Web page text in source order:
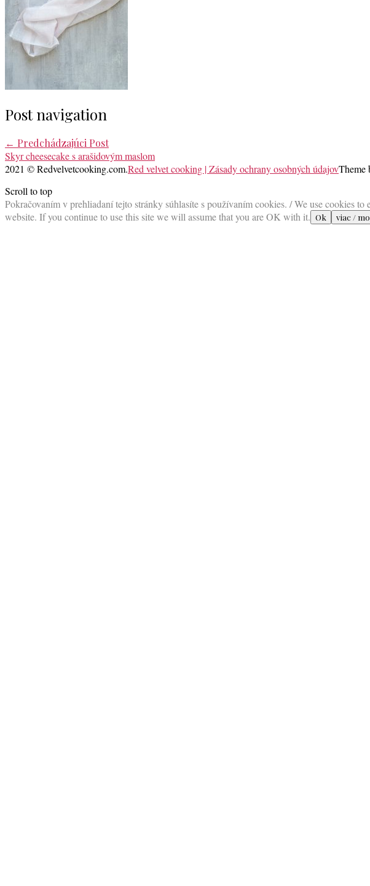
Post navigation
← Predchádzajúci Post
Skyr cheesecake s arašidovým maslom
2021 © Redvelvetcooking.com.Red velvet cooking | Zásady ochrany osobných údajovTheme
Scroll to top
Pokračovaním v prehliadaní tejto stránky súhlasíte s používaním cookies. / We use cookies to
website. If you continue to use this site we will assume that you are OK with it. Ok viac /